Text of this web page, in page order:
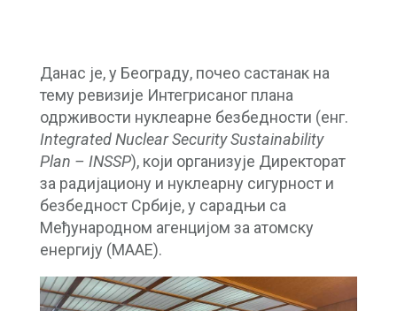
Данас је, у Београду, почео састанак на
тему ревизије Интегрисаног плана
одрживости нуклеарне безбедности (енг.
Integrated Nuclear SecuritySustainability
Plan – INSSP), који организује Директорат
за радијациону и нуклеарну сигурност и
безбедност Србије, у сарадњи са
Међународном агенцијом за атомску
енергију (МААЕ).